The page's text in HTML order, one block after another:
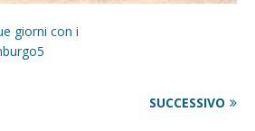
giorni con i
SUCCESSIVO